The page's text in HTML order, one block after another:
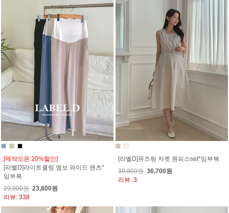
[제작오픈 20%할인]
[라벨D]라이트쿨링 엠보 와이드 팬츠*
임부복
29,900원 23,800원
리뷰: 338
[라벨D]뮤즈링 자켓 원피스set*임부복
39,800원 36,700원
리뷰: 3